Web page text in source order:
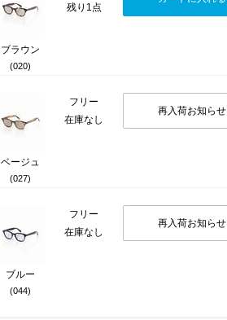
ブラウン
(020)
残り1点
ベージュ
(027)
フリー
在庫なし
再入荷お知らせ
ブルー
(044)
フリー
在庫なし
再入荷お知らせ